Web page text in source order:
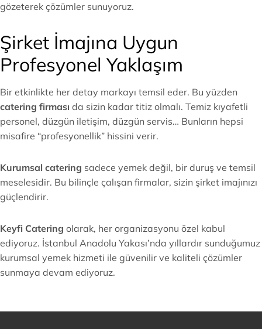
gözeterek çözümler sunuyoruz.
Şirket İmajına Uygun
Profesyonel Yaklaşım
Bir etkinlikte her detay markayı temsil eder. Bu yüzden
catering firması da sizin kadar titiz olmalı. Temiz kıyafetli
personel, düzgün iletişim, düzgün servis… Bunların hepsi
misafire “profesyonellik” hissini verir.
Kurumsal catering sadece yemek değil, bir duruş ve temsil
meselesidir. Bu bilinçle çalışan firmalar, sizin şirket imajınızı
güçlendirir.
Keyfi Catering olarak, her organizasyonu özel kabul
ediyoruz. İstanbul Anadolu Yakası’nda yıllardır sunduğumuz
kurumsal yemek hizmeti ile güvenilir ve kaliteli çözümler
sunmaya devam ediyoruz.